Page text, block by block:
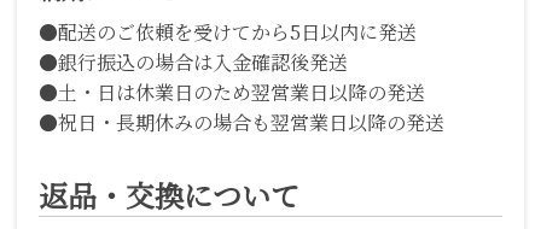
●配送のご依頼を受けてから5日以内に発送
●銀行振込の場合は入金確認後発送
●土・日は休業日のため翌営業日以降の発送
●祝日・長期休みの場合も翌営業日以降の発送
返品・交換について